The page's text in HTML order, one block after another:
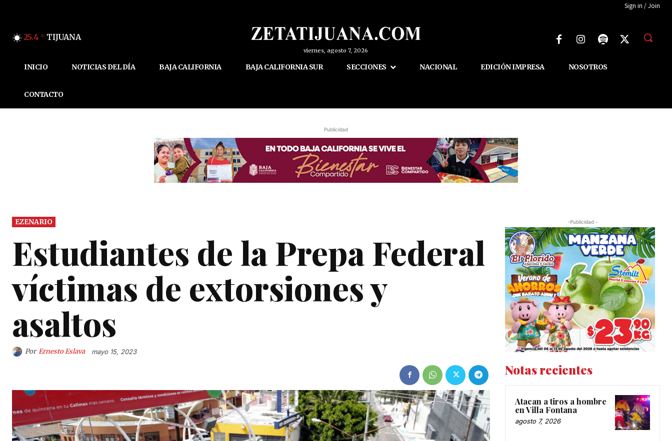
Sign in / Join
25.4 C TIJUANA
viernes, agosto 7, 2026
INICIO NOTICIAS DEL DÍA BAJA CALIFORNIA BAJA CALIFORNIA SUR SECCIONES NACIONAL EDICIÓN IMPRESA NOSOTROS
CONTACTO
Publicidad
EZENARIO
Estudiantes de la Prepa Federal
víctimas de extorsiones y
asaltos
Por Ernesto Eslava mayo 15, 2023
-Publicidad -
Notas recientes
Atacan a tiros a hombre
en Villa Fontana
agosto 7, 2026